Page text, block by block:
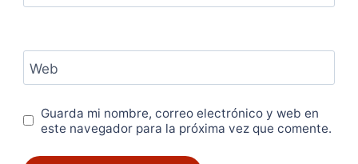
Web
Guarda mi nombre, correo electrónico y web en
este navegador para la próxima vez que comente.